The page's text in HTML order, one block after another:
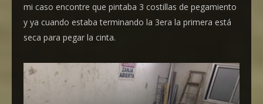
mi caso encontre que pintaba 3 costillas de pegamiento
y ya cuando estaba terminando la 3era la primera está
seca para pegar la cinta.